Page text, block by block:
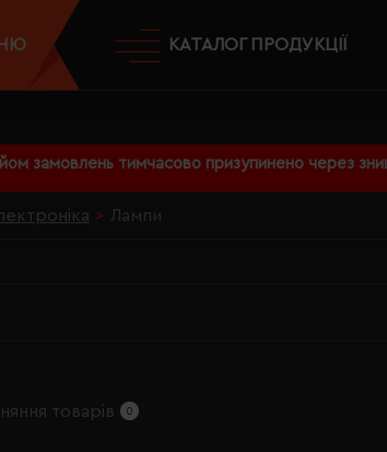
замовлень тимчасово призупинено через
КАТАЛОГ ПРОДУКЦІЇ
Лампи
товарів 0